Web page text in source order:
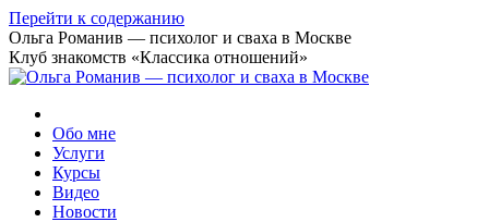
Перейти к содержанию
Ольга Романив — психолог и сваха в Москве
Клуб знакомств «Классика отношений»
Обо мне
Услуги
Курсы
Видео
Новости